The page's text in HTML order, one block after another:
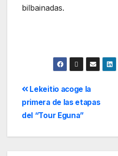
bilbainadas.
Lekeitio acoge la
primera de las etapas
del “Tour Eguna”